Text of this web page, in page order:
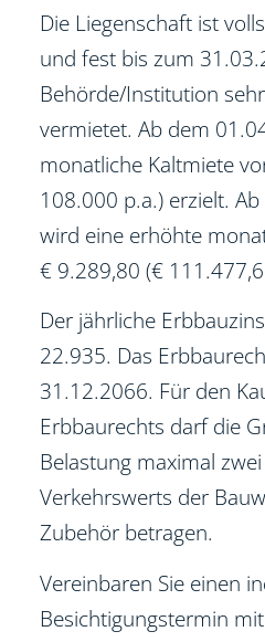
Die Liegenschaft ist
und fest bis zum
Behörde/Institution
vermietet. Ab dem
monatliche Kaltmiete
108.000 p.a.) erzielt.
wird eine erhöhte
€ 9.289,80 (€
Der jährliche
22.935. Das
31.12.2066. Für den
Erbbaurechts darf die
Belastung maximal
Verkehrswerts der
Zubehör betragen.
Vereinbaren Sie einen
Besichtigungstermin